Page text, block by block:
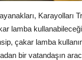
lamba
çakar lamba
bir vatandaşın